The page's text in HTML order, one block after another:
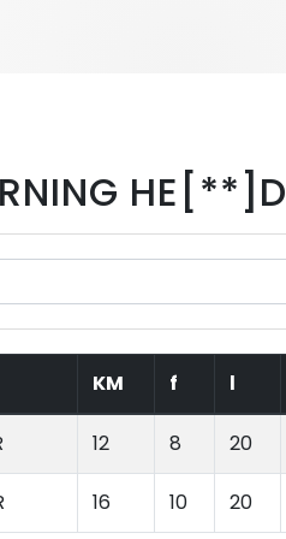
HE[**]D
KM f l
12 8 20
16 10 20